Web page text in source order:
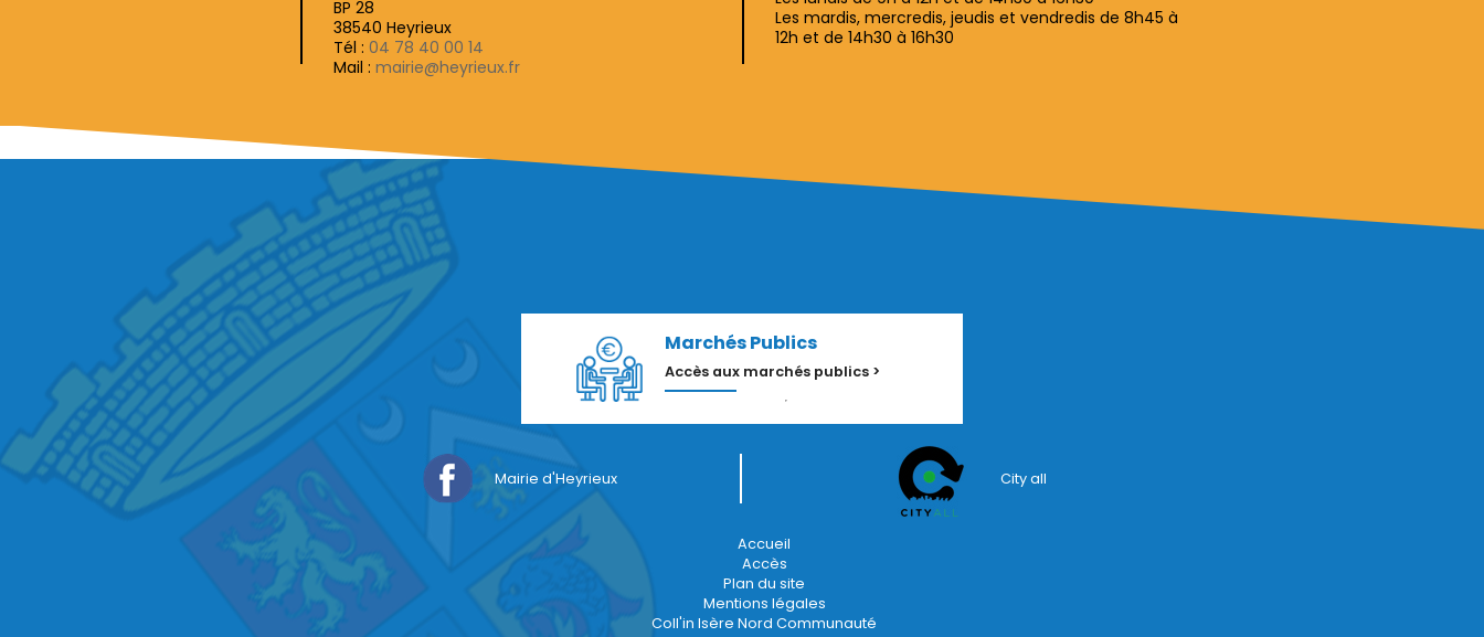
BP 28
38540 Heyrieux
Tél : 04 78 40 00 14
Mail : mairie@heyrieux.fr
Les mardis, mercredis, jeudis et vendredis de 8h45 à
12h et de 14h30 à 16h30
Marchés Publics
Accès aux marchés publics >
Mairie d'Heyrieux City all
Accueil
Accès
Plan du site
Mentions légales
Coll'in Isère Nord Communauté